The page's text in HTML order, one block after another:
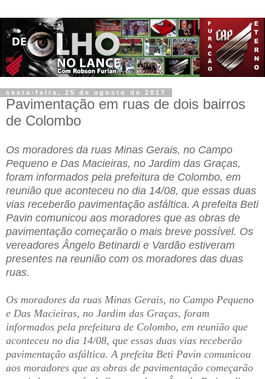
sexta-feira, 25 de agosto de 2017
Pavimentação em ruas de dois bairros
de Colombo
Os moradores da ruas Minas Gerais, no Campo
Pequeno e Das Macieiras, no Jardim das Graças,
foram informados pela prefeitura de Colombo, em
reunião que aconteceu no dia 14/08, que essas duas
vias receberão pavimentação asfáltica. A prefeita Beti
Pavin comunicou aos moradores que as obras de
pavimentação começarão o mais breve possível. Os
vereadores Ângelo Betinardi e Vardão estiveram
presentes na reunião com os moradores das duas
ruas.
Os moradores da ruas Minas Gerais, no Campo Pequeno
e Das Macieiras, no Jardim das Graças, foram
informados pela prefeitura de Colombo, em reunião que
aconteceu no dia 14/08, que essas duas vias receberão
pavimentação asfáltica. A prefeita Beti Pavin comunicou
aos moradores que as obras de pavimentação começarão